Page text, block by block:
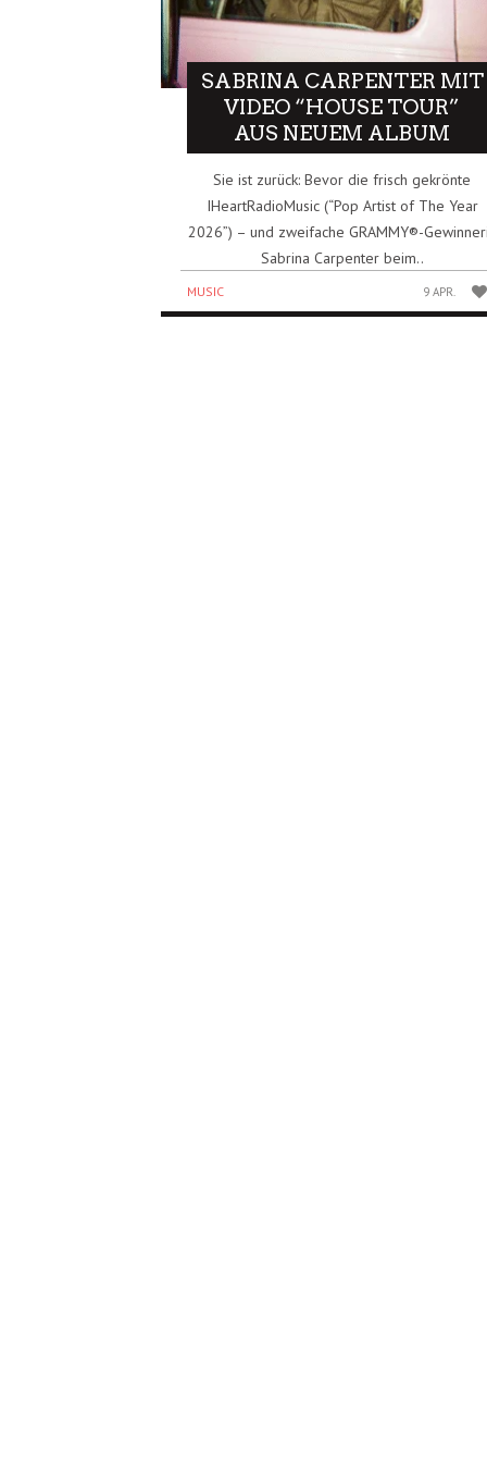
SABRINA CARPENTER MIT
VIDEO “HOUSE TOUR”
AUS NEUEM ALBUM
Sie ist zurück: Bevor die frisch gekrönte
IHeartRadioMusic (“Pop Artist of The Year
2026”) – und zweifache GRAMMY®-
Sabrina Carpenter beim..
MUSIC 9 APR.